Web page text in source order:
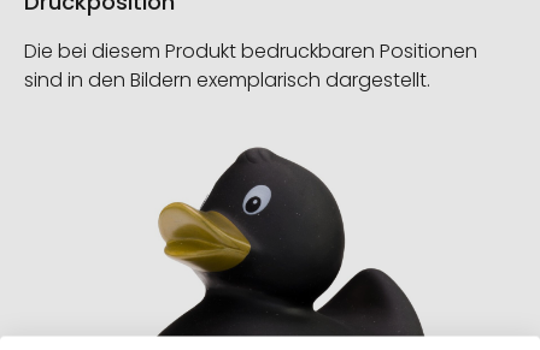
Die bei diesem Produkt bedruckbaren Positionen
sind in den Bildern exemplarisch dargestellt.